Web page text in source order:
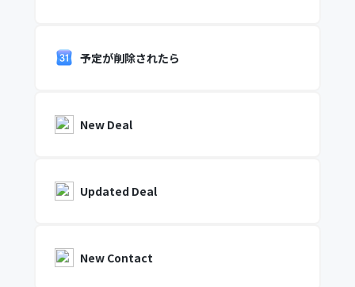
予定が削除されたら
New Deal
Updated Deal
New Contact